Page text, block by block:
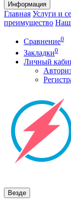
Информация
Главная Услуги и
преимущество
Сравнение0
Закладки0
Личный
Везде